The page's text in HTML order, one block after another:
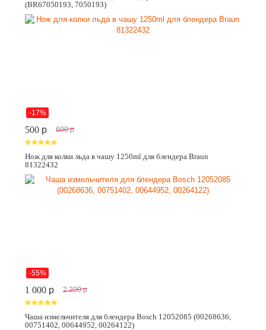
(BR67050193, 7050193)
-17%
500 p 600 p
Нож для колки льда в чашу 1250ml для блендера Braun
81322432
-55%
1 000 p 2 200 p
Чаша измельчителя для блендера Bosch 12052085 (00268636,
00751402, 00644952, 00264122)